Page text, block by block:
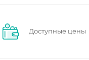
Доступные цены